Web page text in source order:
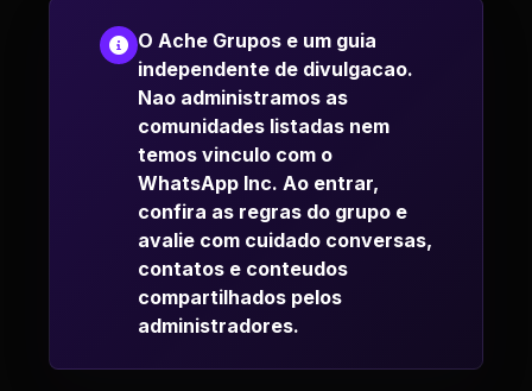
O Ache Grupos e um guia
independente de divulgacao.
Nao administramos as
comunidades listadas nem
temos vinculo com o
WhatsApp Inc. Ao entrar,
confira as regras do grupo e
avalie com cuidado conversas,
contatos e conteudos
compartilhados pelos
administradores.